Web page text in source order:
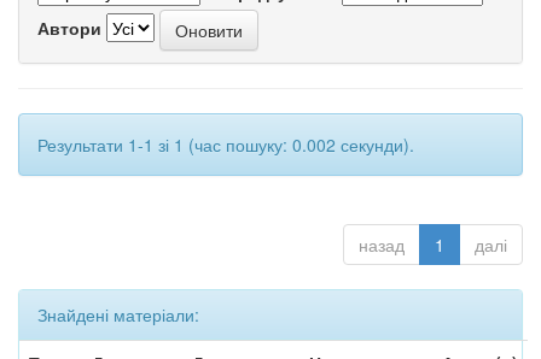
Автори
Результати 1-1 зі 1 (час пошуку: 0.002 секунди).
назад 1 далі
Знайдені матеріали: